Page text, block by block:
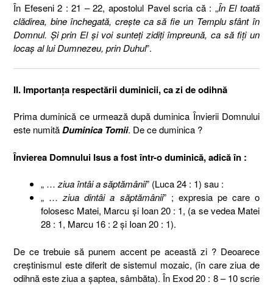
În Efeseni 2 : 21 – 22, apostolul Pavel scria că : „În El toată
clădirea, bine închegată, creşte ca să fie un Templu sfânt în
Domnul. Şi prin El şi voi sunteţi zidiţi împreună, ca să fiţi un
locaş al lui Dumnezeu, prin Duhul”.
II. Importanţa respectării duminicii, ca zi de odihnă
Prima duminică ce urmează după duminica Învierii Domnului
este numităDuminica Tomii. De ce duminica ?
Învierea Domnului Isusa fost într-o duminică, adică în :
„ … ziua întâi a săptămânii” (Luca 24 : 1) sau :
„ …ziua dintâi a săptămânii” ; expresia pe care o
folosesc Matei, Marcu şi Ioan 20 : 1, (a se vedea Matei
28 : 1, Marcu 16 : 2 şi Ioan 20 : 1).
De ce trebuie să punem accent pe această zi ? Deoarece
creştinismul este diferit de sistemul mozaic, (în care ziua de
odihnă este ziua a şaptea, sâmbăta). În Exod 20 : 8 – 10 scrie